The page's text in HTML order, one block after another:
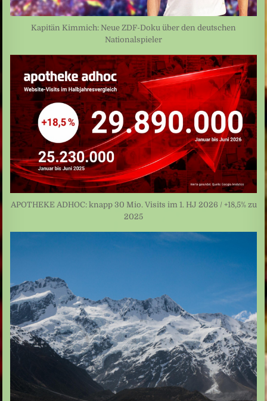
Kapitän Kimmich: Neue ZDF-Doku über den deutschen
Nationalspieler
APOTHEKE ADHOC: knapp 30 Mio. Visits im 1. HJ 2026 / +18,5% zu
2025